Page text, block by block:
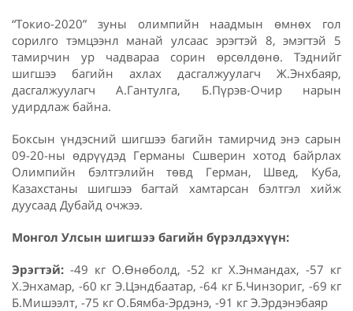
“Токио-2020” зуны олимпийн наадмын өмнөх гол
сорилго тэмцээнл манай улсаас эрэгтэй 8, эмэгтэй 5
тамирчин ур чадвараа сорин өрсөлдөнө. Тэднийг
шигшээ багийн ахлах дасгалжуулагч Ж.Энхбаяр,
дасгалжуулагч А.Гантулга, Б.Пүрэв-Очир нарын
удирдлаж байна.
Боксын үндэсний шигшээ багийн тамирчид энэ сарын
09-20-ны өдрүүдэд Германы Сшверин хотод байрлах
Олимпийн бэлтгэлийн төвд Герман, Швед, Куба,
Казахстаны шигшээ багтай хамтарсан бэлтгэл хийж
дуусаад Дубайд очжээ.
Монгол Улсын шигшээ багийн бүрэлдэхүүн:
Эрэгтэй: -49 кг О.Өнөболд, -52 кг Х.Энмандах, -57 кг
Х.Энхамар, -60 кг Э.Цэндбаатар, -64 кг Б.Чинзориг, -69 кг
Б.Мишээлт, -75 кг О.Бямба-Эрдэнэ, -91 кг Э.Эрдэнэбаяр